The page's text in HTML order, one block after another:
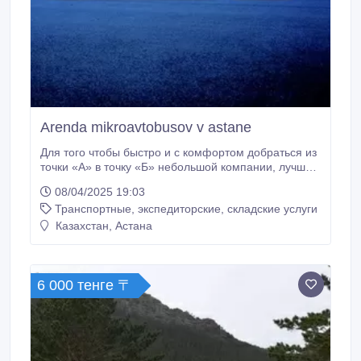
Arenda mikroavtobusov v astane
Для того чтобы быстро и с комфортом добраться из
точки «А» в точку «Б» небольшой компании, лучше
«Алаш Logistics» это транспортное средство можно
заказать по весьма приемлемым расценкам,
причем выбор машин достаточно широк: мы
08/04/2025 19:03
Транспортные, экспедиторские, складские услуги
Казахстан, Астана
6 000 тенге 〒